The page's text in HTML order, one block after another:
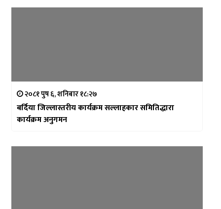
२०८१ पुष ६, शनिबार १८:२७
बर्दिया जिल्लास्तरीय कार्यक्रम सल्लाहकार समितिद्धारा
कार्यक्रम अनुगमन